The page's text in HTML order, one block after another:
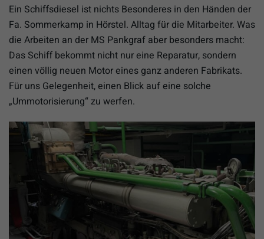
Ein Schiffsdiesel ist nichts Besonderes in den Händen der
Fa. Sommerkamp in Hörstel. Alltag für die Mitarbeiter. Was
die Arbeiten an der MS Pankgraf aber besonders macht:
Das Schiff bekommt nicht nur eine Reparatur, sondern
einen völlig neuen Motor eines ganz anderen Fabrikats.
Für uns Gelegenheit, einen Blick auf eine solche
„Ummotorisierung“ zu werfen.